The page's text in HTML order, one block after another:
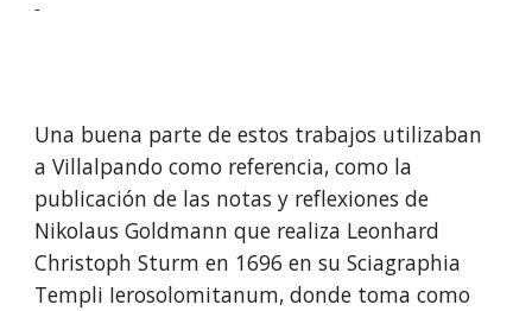
-
Una buena parte de estos trabajos utilizaban
a Villalpando como referencia, como la
publicación de las notas y reflexiones de
Nikolaus Goldmann que realiza Leonhard
Christoph Sturm en 1696 en su Sciagraphia
Templi Ierosolomitanum, donde toma como